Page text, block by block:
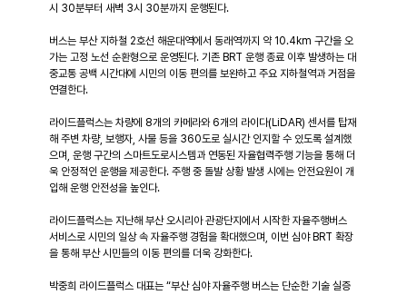
시 30분부터 새벽 3시 30분까지 운행된다.
버스는 부산 지하철 2호선 해운대역에서 동래역까지 약 10.4km 구간을 오
가는 고정 노선 순환형으로 운영된다. 기존 BRT 운행 종료 이후 발생하는 대
중교통 공백 시간대에 시민의 이동 편의를 보완하고 주요 지하철역과 거점을
연결한다.
라이드플럭스는 차량에 8개의 카메라와 6개의 라이다(LiDAR) 센서를 탑재
해 주변 차량, 보행자, 사물 등을 360도로 실시간 인지할 수 있도록 설계했
으며, 운행 구간의 스마트도로시스템과 연동된 자율협력주행 기능을 통해 더
욱 안정적인 운행을 제공한다. 주행 중 돌발 상황 발생 시에는 안전요원이 개
입해 운행 안전성을 높인다.
라이드플럭스는 지난해 부산 오시리아 관광단지에서 시작한 자율주행버스
서비스로 시민의 일상 속 자율주행 경험을 확대했으며, 이번 심야 BRT 확장
을 통해 부산 시민들의 이동 편의를 더욱 강화한다.
박중희 라이드플럭스 대표는 “부산 심야 자율주행 버스는 단순한 기술 실증